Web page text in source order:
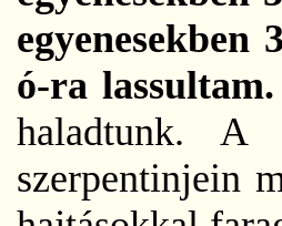
egyenesekben
ó-ra lassultam.
haladtunk. A
szerpentinjein